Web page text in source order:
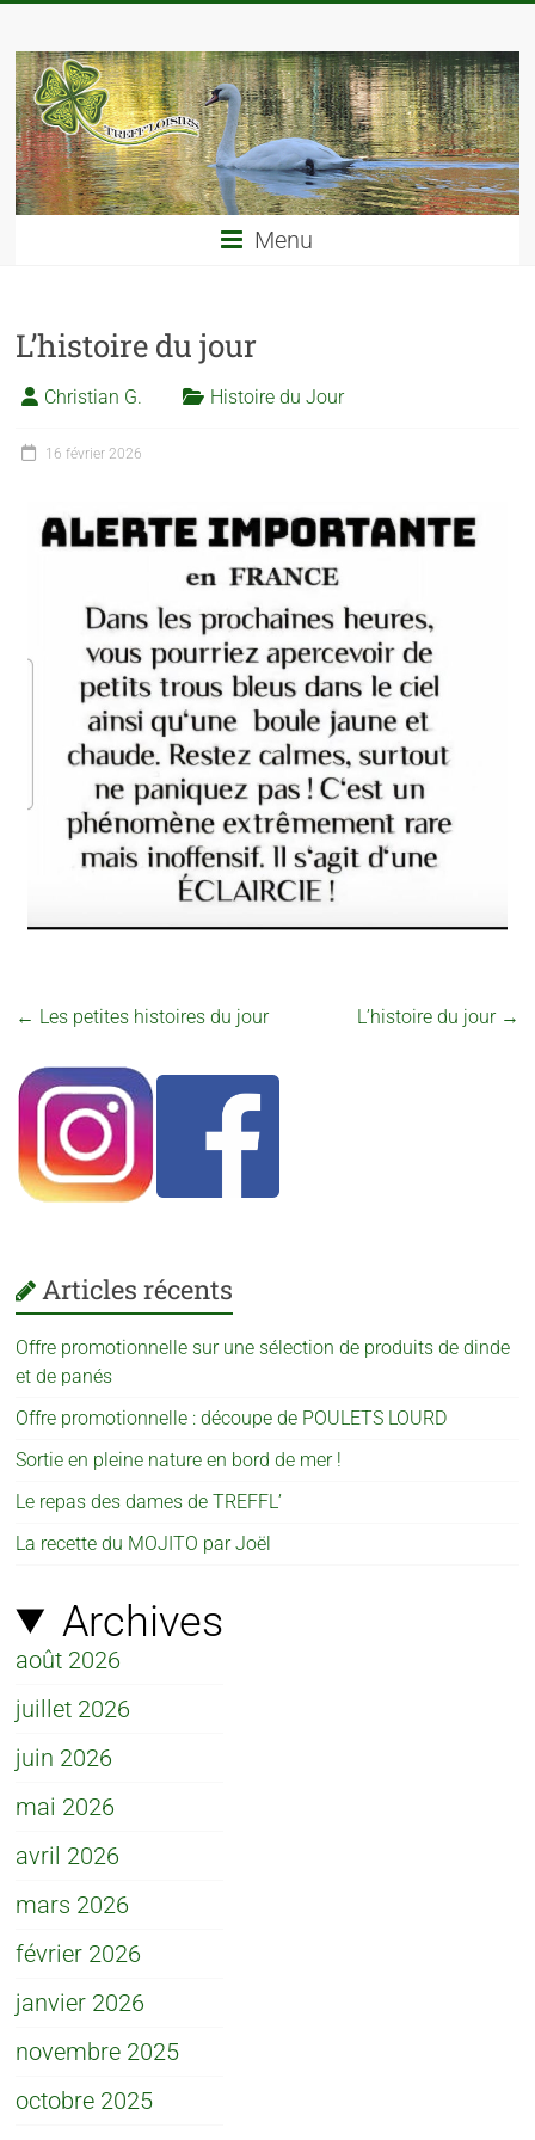
Menu
L’histoire du jour
Christian G. Histoire du Jour
16 février 2026
← Les petites histoires du jour L’histoire du jour →
Articles récents
Offre promotionnelle sur une sélection de produits de dinde
et de panés
Offre promotionnelle : découpe de POULETS LOURD
Sortie en pleine nature en bord de mer !
Le repas des dames de TREFFL’
La recette du MOJITO par Joël
Archives
août 2026
juillet 2026
juin 2026
mai 2026
avril 2026
mars 2026
février 2026
janvier 2026
novembre 2025
octobre 2025